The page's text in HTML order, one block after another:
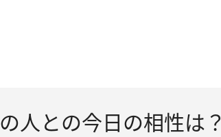
人との今日の相性は？